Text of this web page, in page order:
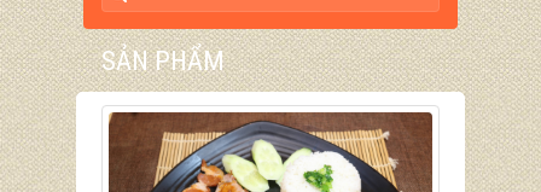
SẢN PHẨM